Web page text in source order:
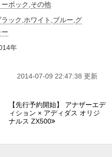
ーボック その他
ラック ホワイト ブルー グ
ー
年
2014-07-09 22:47:38 更新
【先行予約開始】 アナザーエデ
ィション × アディダス オリジ
ナルス ZX500